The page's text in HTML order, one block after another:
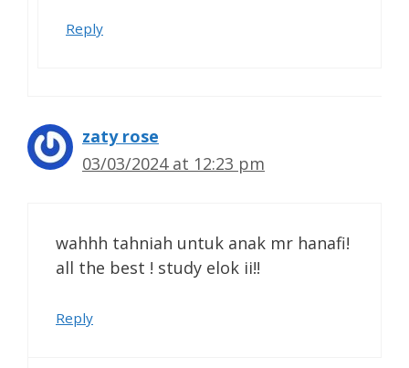
Reply
zaty rose
03/03/2024 at 12:23 pm
wahhh tahniah untuk anak mr hanafi!
all the best ! study elok ii!!
Reply